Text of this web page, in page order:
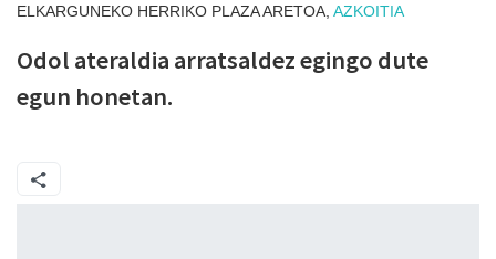
ELKARGUNEKO HERRIKO PLAZA ARETOA, AZKOITIA
Odol ateraldia arratsaldez egingo dute
egun honetan.